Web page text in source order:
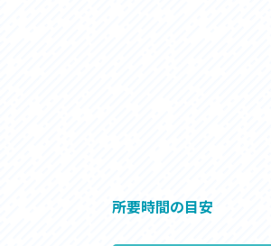
所要時間の目安